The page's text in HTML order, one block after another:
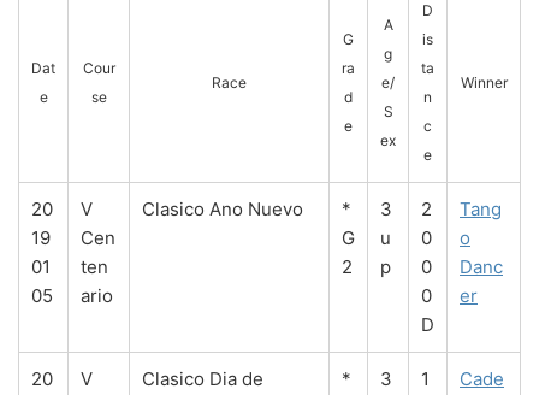
Dat
e
Cour
se
Race
G
ra
d
e
A
g
e/
S
ex
D
is
ta
n
c
e
Winner
20
19
01
05
V
Cen
ten
ario
Clasico Ano Nuevo
*
G
2
3
u
p
2
0
0
0
D
Tang
o
Danc
er
20
V
Clasico Dia de
*
3
1
Cade